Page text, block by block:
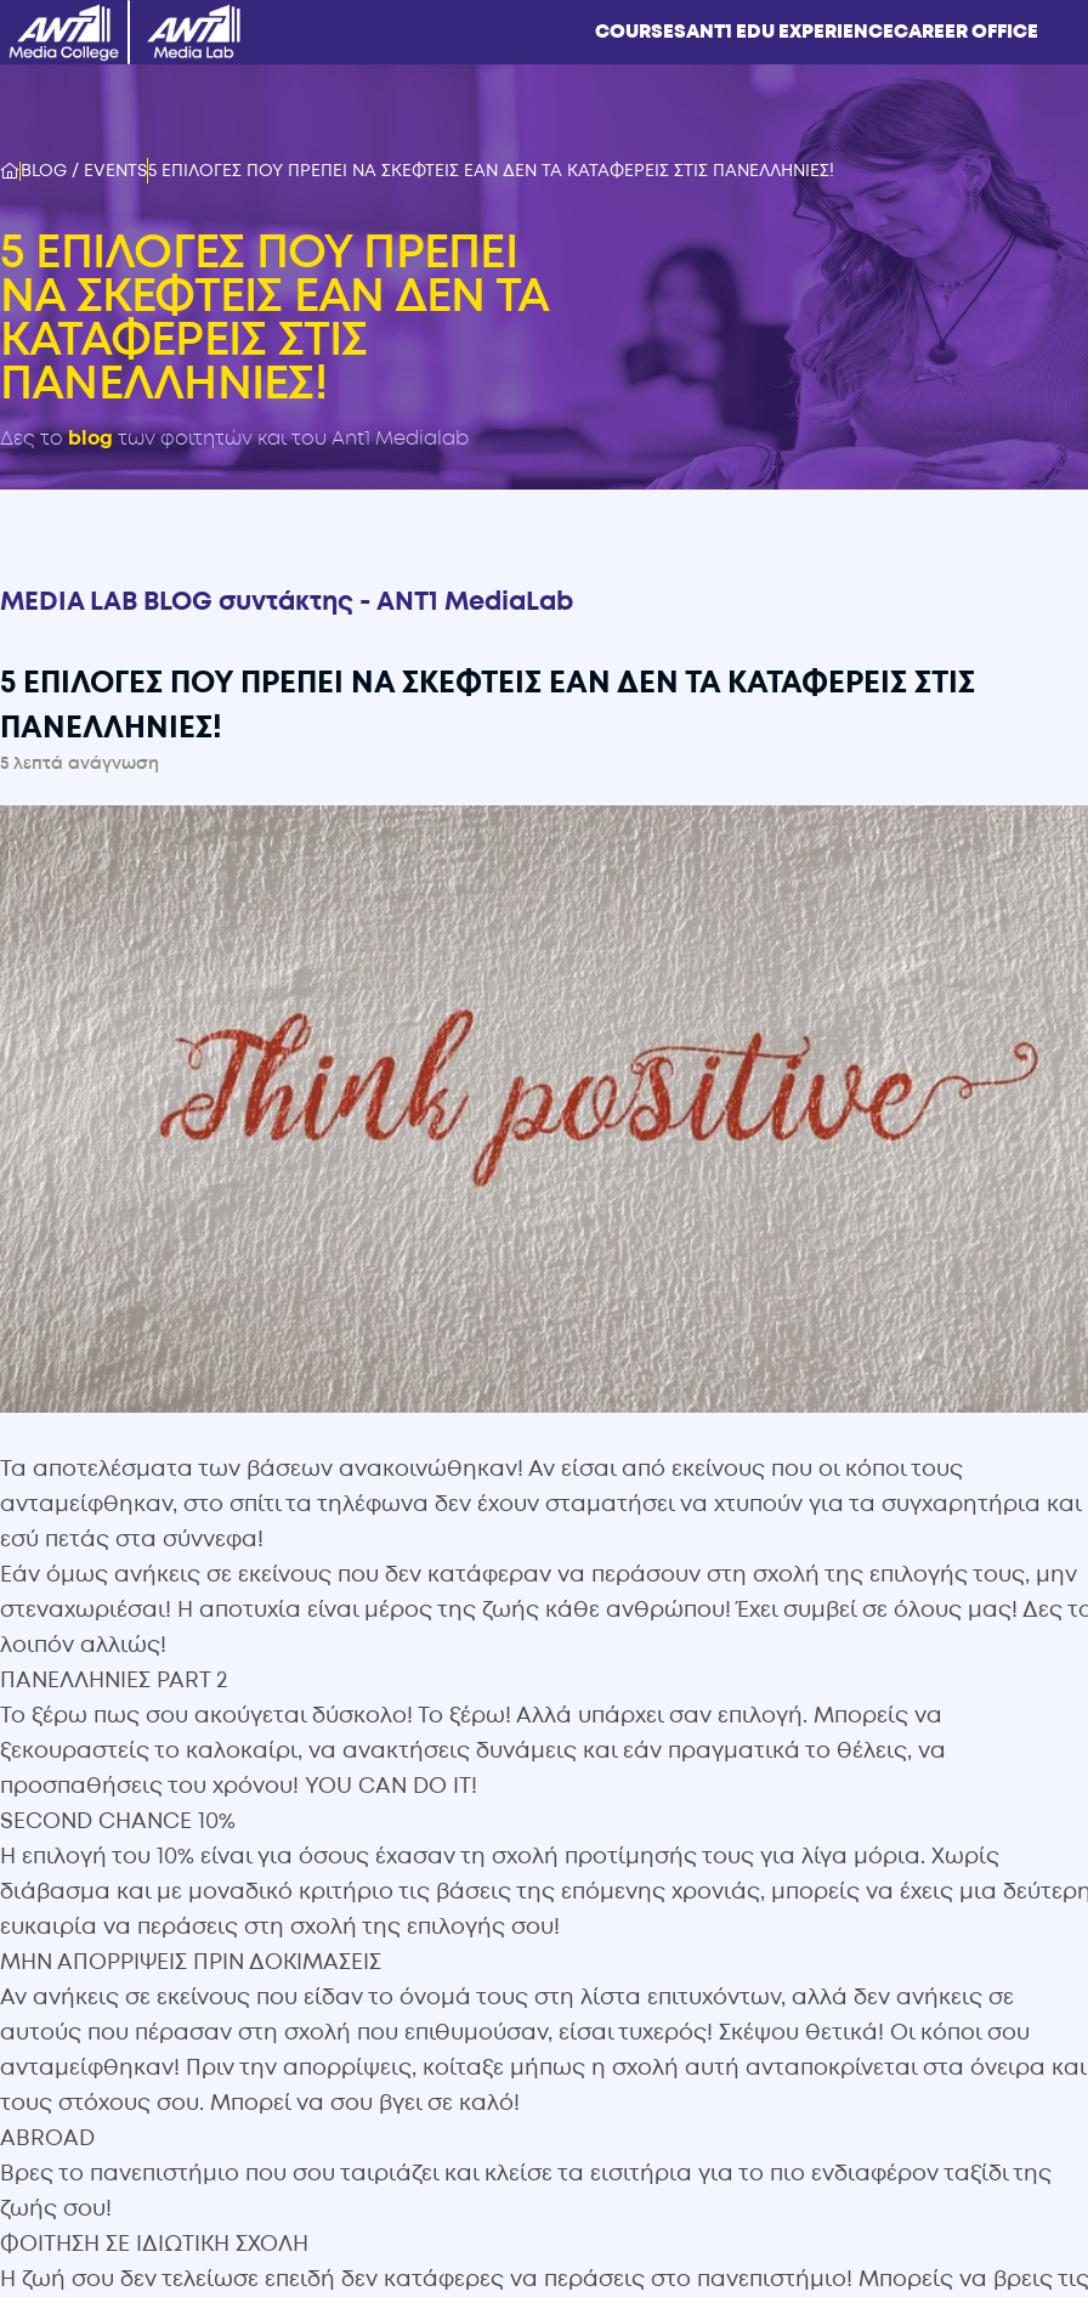
COURSESΑΝΤ1 EDU EXPERIENCECAREER OFFICE
BLOG / EVENTS5 ΕΠΙΛΟΓΕΣ ΠΟΥ ΠΡΕΠΕΙ ΝΑ ΣΚΕΦΤΕΙΣ ΕΑΝ ΔΕΝ ΤΑ ΚΑΤΑΦΕΡΕΙΣ ΣΤΙΣ ΠΑΝΕΛΛΗΝΙΕΣ!
5 ΕΠΙΛΟΓΕΣ ΠΟΥ ΠΡΕΠΕΙ
ΝΑ ΣΚΕΦΤΕΙΣ ΕΑΝ ΔΕΝ ΤΑ
ΚΑΤΑΦΕΡΕΙΣ ΣΤΙΣ
ΠΑΝΕΛΛΗΝΙΕΣ!
Δες τοblogτων φοιτητών και του Ant1 Medialab
MEDIA LAB BLOG συντάκτης - ANT1 MediaLab
5 ΕΠΙΛΟΓΕΣ ΠΟΥ ΠΡΕΠΕΙ ΝΑ ΣΚΕΦΤΕΙΣ ΕΑΝ ΔΕΝ ΤΑ ΚΑΤΑΦΕΡΕΙΣ ΣΤΙΣ
ΠΑΝΕΛΛΗΝΙΕΣ!
5 λεπτά ανάγνωση
Τα αποτελέσματα των βάσεων ανακοινώθηκαν! Αν είσαι από εκείνους που οι κόποι τους
ανταμείφθηκαν, στο σπίτι τα τηλέφωνα δεν έχουν σταματήσει να χτυπούν για τα συγχαρητήρια και
εσύ πετάς στα σύννεφα!
Εάν όμως ανήκεις σε εκείνους που δεν κατάφεραν να περάσουν στη σχολή της επιλογής τους, μην
στεναχωριέσαι! Η αποτυχία είναι μέρος της ζωής κάθε ανθρώπου! Έχει συμβεί σε όλους μας! Δες
λοιπόν αλλιώς!
ΠΑΝΕΛΛΗΝΙΕΣ PART 2
Το ξέρω πως σου ακούγεται δύσκολο! Το ξέρω! Αλλά υπάρχει σαν επιλογή. Μπορείς να
ξεκουραστείς το καλοκαίρι, να ανακτήσεις δυνάμεις και εάν πραγματικά το θέλεις, να
προσπαθήσεις του χρόνου! YOU CAN DO IT!
SECOND CHANCE 10%
Η επιλογή του 10% είναι για όσους έχασαν τη σχολή προτίμησής τους για λίγα μόρια. Χωρίς
διάβασμα και με μοναδικό κριτήριο τις βάσεις της επόμενης χρονιάς, μπορείς να έχεις μια
ευκαιρία να περάσεις στη σχολή της επιλογής σου!
ΜΗΝ ΑΠΟΡΡΙΨΕΙΣ ΠΡΙΝ ΔΟΚΙΜΑΣΕΙΣ
Αν ανήκεις σε εκείνους που είδαν το όνομά τους στη λίστα επιτυχόντων, αλλά δεν ανήκεις σε
αυτούς που πέρασαν στη σχολή που επιθυμούσαν, είσαι τυχερός! Σκέψου θετικά! Οι κόποι σου
ανταμείφθηκαν! Πριν την απορρίψεις, κοίταξε μήπως η σχολή αυτή ανταποκρίνεται στα όνειρα και
τους στόχους σου. Μπορεί να σου βγει σε καλό!
ABROAD
Βρες το πανεπιστήμιο που σου ταιριάζει και κλείσε τα εισιτήρια για το πιο ενδιαφέρον ταξίδι της
ζωής σου!
ΦΟΙΤΗΣΗ ΣΕ ΙΔΙΩΤΙΚΗ ΣΧΟΛΗ
Η ζωή σου δεν τελείωσε επειδή δεν κατάφερες να περάσεις στο πανεπιστήμιο! Μπορείς να βρεις τις